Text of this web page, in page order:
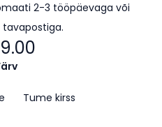
2-3 tööpäevaga või
Tume kirss